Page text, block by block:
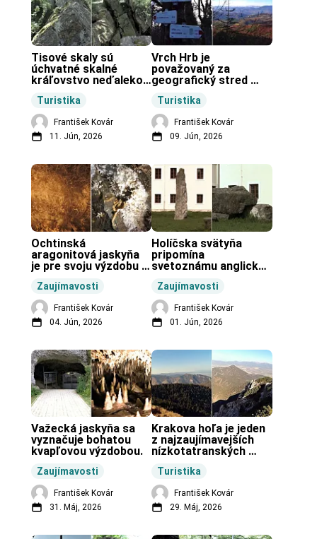
Turistika
Tisové skaly sú
úchvatné skalné
kráľovstvo neďaleko
František Kovár
11. Jún, 2026
Turistika
Vrch Hrb je
považovaný za
geografický stred
František Kovár
09. Jún, 2026
Zaujímavosti
Ochtinská
aragonitová jaskyňa
je pre svoju výzdobu
vo svete.
František Kovár
04. Jún, 2026
Zaujímavosti
Holíčska svätyňa
pripomína
svetoznámu anglickú
František Kovár
01. Jún, 2026
Zaujímavosti
Važecká jaskyňa sa
vyznačuje bohatou
kvapľovou výzdobou.
František Kovár
31. Máj, 2026
Turistika
Krakova hoľa je jeden
z najzaujímavejších
nízkotatranských
František Kovár
29. Máj, 2026